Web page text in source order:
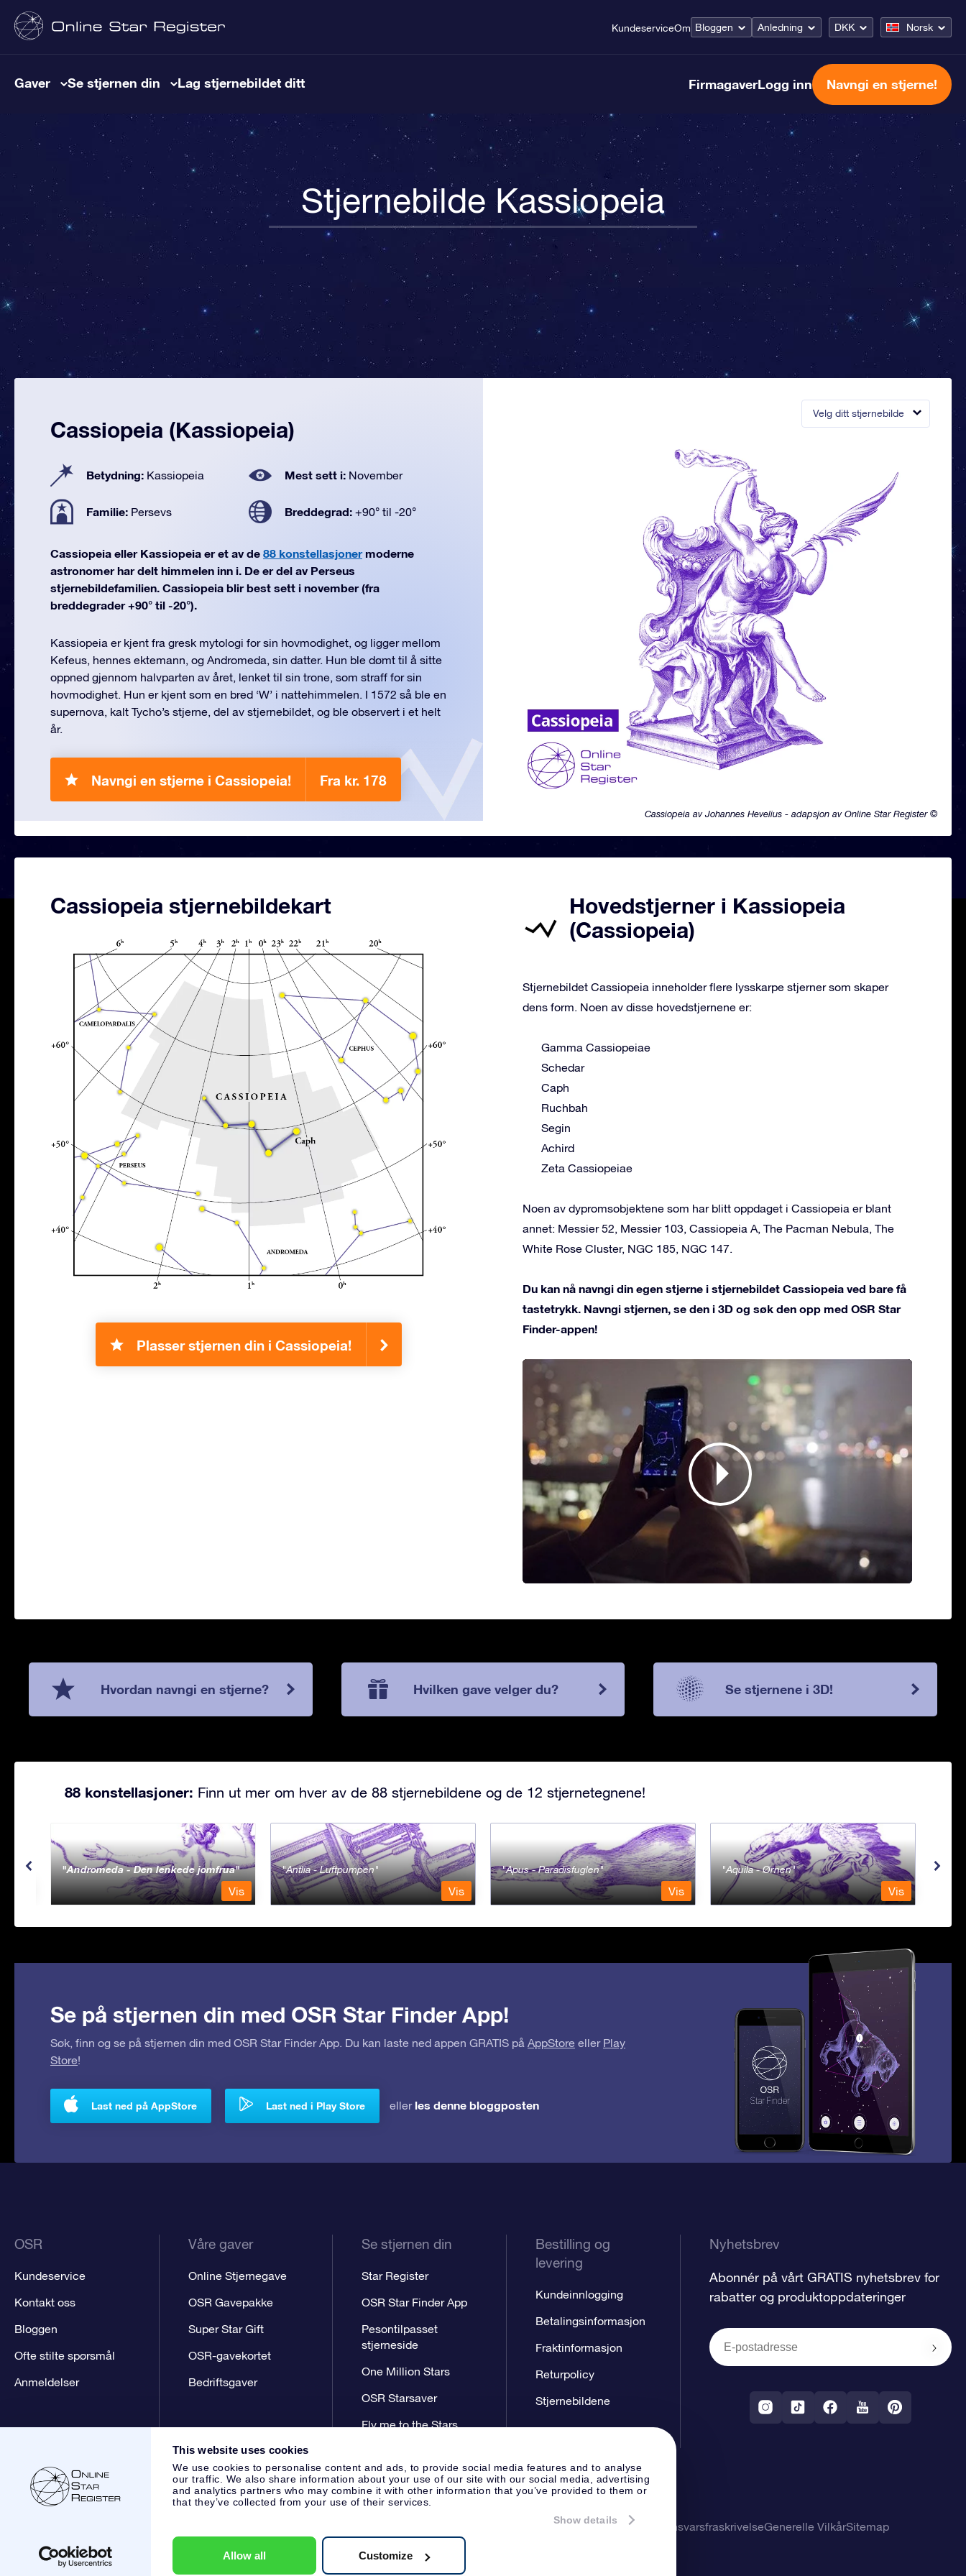
This website uses cookies
We use cookies to personalise content and ads, to provide social media features and to analyse
our traffic. We also share information about your use of our site with our social media, advertising
and analytics partners who may combine it with other information that you’ve provided to them or
that they’ve collected from your use of their services.
Show details
Allow all Customize
KundeserviceOm Bloggen Anledning DKK Norsk
Gaver Se stjernen din Lag stjernebildet ditt FirmagaverLogg inn Navngi en stjerne!
Stjernebilde Kassiopeia
Velg ditt stjernebilde
Cassiopeia av Johannes Hevelius - adapsjon av Online Star Register ©
Cassiopeia (Kassiopeia)
Betydning: Kassiopeia Mest sett i: November
Familie: Persevs Breddegrad: +90° til -20°
Cassiopeia eller Kassiopeia er et av de 88 konstellasjonermoderne
astronomer har delt himmelen inn i. De er del av Perseus
stjernebildefamilien. Cassiopeia blir best sett i november (fra
breddegrader +90° til -20°).
Kassiopeia er kjent fra gresk mytologi for sin hovmodighet, og ligger mellom
Kefeus, hennes ektemann, og Andromeda, sin datter. Hun ble dømt til å sitte
oppned gjennom halvparten av året, lenket til sin trone, som straff for sin
hovmodighet. Hun er kjent som en bred ‘W’ i nattehimmelen. I 1572 så ble en
supernova, kalt Tycho’s stjerne, del av stjernebildet, og ble observert i et helt
år.
Navngi en stjerne i Cassiopeia! Fra kr. 178
Cassiopeia stjernebildekart
Plasser stjernen din i Cassiopeia!
Hovedstjerner i Kassiopeia
(Cassiopeia)
Stjernebildet Cassiopeia inneholder flere lysskarpe stjerner som skaper
dens form. Noen av disse hovedstjernene er:
Gamma Cassiopeiae
Schedar
Caph
Ruchbah
Segin
Achird
Zeta Cassiopeiae
Noen av dypromsobjektene som har blitt oppdaget i Cassiopeia er blant
annet: Messier 52, Messier 103, Cassiopeia A, The Pacman Nebula, The
White Rose Cluster, NGC 185, NGC 147.
Du kan nå navngi din egen stjerne i stjernebildet Cassiopeia ved bare få
tastetrykk. Navngi stjernen, se den i 3D og søk den opp med OSR Star
Finder-appen!
Hvordan navngi en stjerne? Hvilken gave velger du? Se stjernene i 3D!
88 konstellasjoner: Finn ut mer om hver av de 88 stjernebildene og de 12 stjernetegnene!
Andromeda - Den lenkede jomfrua
Vis
Antlia - Luftpumpen
Vis
Apus - Paradisfuglen
Vis
Aquila - Ørnen
Vis
Se på stjernen din med OSR Star Finder App!
Søk, finn og se på stjernen din med OSR Star Finder App. Du kan laste ned appen GRATIS på AppStore eller Play
Store!
Last ned på AppStore Last ned i Play Store eller les denne bloggposten
OSR
Kundeservice
Kontakt oss
Bloggen
Ofte stilte spørsmål
Anmeldelser
Våre gaver
Online Stjernegave
OSR Gavepakke
Super Star Gift
OSR-gavekortet
Bedriftsgaver
Se stjernen din
Star Register
OSR Star Finder App
Pesontilpasset
stjerneside
One Million Stars
OSR Starsaver
Fly me to the Stars
Bestilling og
levering
Kundeinnlogging
Betalingsinformasjon
Fraktinformasjon
Returpolicy
Stjernebildene
Nyhetsbrev
Abonnér på vårt GRATIS nyhetsbrev for
rabatter og produktoppdateringer
Kundeservice:help@osr.org KVK: 60333553, VAT: NL 8538.62.722B01
Personvernerklæring og ansvarsfraskrivelseGenerelle VilkårSitemap